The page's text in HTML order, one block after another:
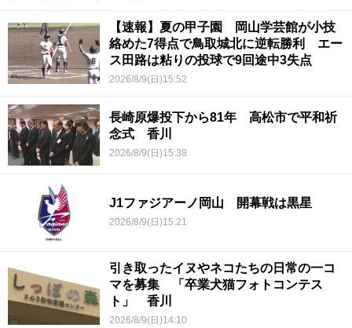
【速報】夏の甲子園 岡山学芸館が小技
絡めた7得点で鳥取城北に逆転勝利 エー
ス田路は粘りの投球で9回途中3失点
2026/8/9(日)15:52
長崎原爆投下から81年 高松市で平和祈
念式 香川
2026/8/9(日)15:38
J1ファジアーノ岡山 開幕戦は黒星
2026/8/9(日)15:21
引き取ったイヌやネコたちの日常の一コ
マを募集 「卒業犬猫フォトコンテス
ト」 香川
2026/8/9(日)14:10